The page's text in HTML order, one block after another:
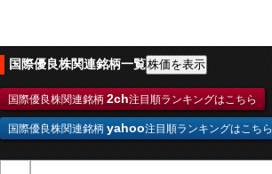
国際優良株関連銘柄一覧
国際優良株関連銘柄 2ch注目順ランキングはこちら
国際優良株関連銘柄 yahoo注目順ランキングはこちら